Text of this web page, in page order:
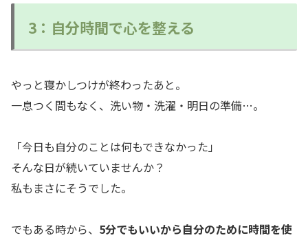
3：自分時間で心を整える
やっと寝かしつけが終わったあと。
一息つく間もなく、洗い物・洗濯・明日の準備…。
「今日も自分のことは何もできなかった」
そんな日が続いていませんか？
私もまさにそうでした。
でもある時から、 5分でもいいから自分のために時間を使